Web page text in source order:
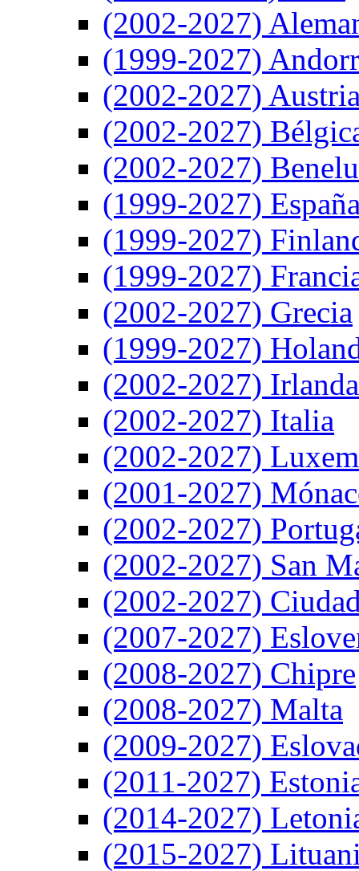
(2002-2027)
(1999-2027)
(2002-2027)
(2002-2027)
(2002-2027)
(1999-2027)
(1999-2027)
(1999-2027)
(2002-2027) Grecia
(1999-2027)
(2002-2027) Irlanda
(2002-2027) Italia
(2002-2027)
(2001-2027)
(2002-2027)
(2002-2027) San
(2002-2027)
(2007-2027)
(2008-2027) Chipre
(2008-2027) Malta
(2009-2027)
(2011-2027)
(2014-2027)
(2015-2027)